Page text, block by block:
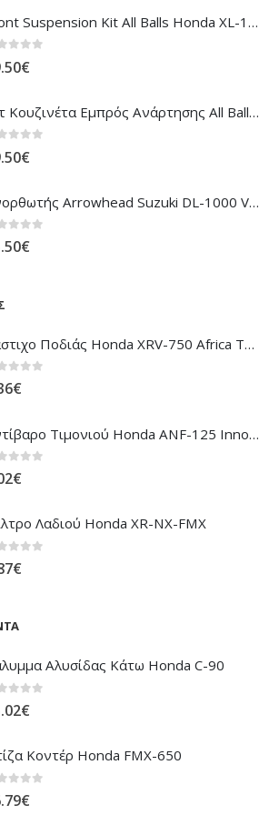
Front Suspension Kit All Balls Honda XL-1000V Varadero
€
Κιτ Κουζινέτα Εμπρός Ανάρτησης All Balls Honda CBR-1100XX Blackbird
€
Ανορθωτής Arrowhead Suzuki DL-1000 V'Strom
of 5
€
Λάστιχο Ποδιάς Honda XRV-750 Africa Twin
of 5
€
Αντίβαρο Τιμονιού Honda ANF-125 Innova
of 5
€
Λαδιού Honda XR-NX-FMX
of 5
€
Αλυσίδας Κάτω Honda C-90
of 5
€
Κοντέρ Honda FMX-650
€